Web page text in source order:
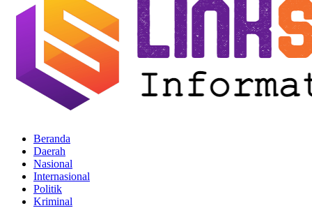
Beranda
Daerah
Nasional
Internasional
Politik
Kriminal